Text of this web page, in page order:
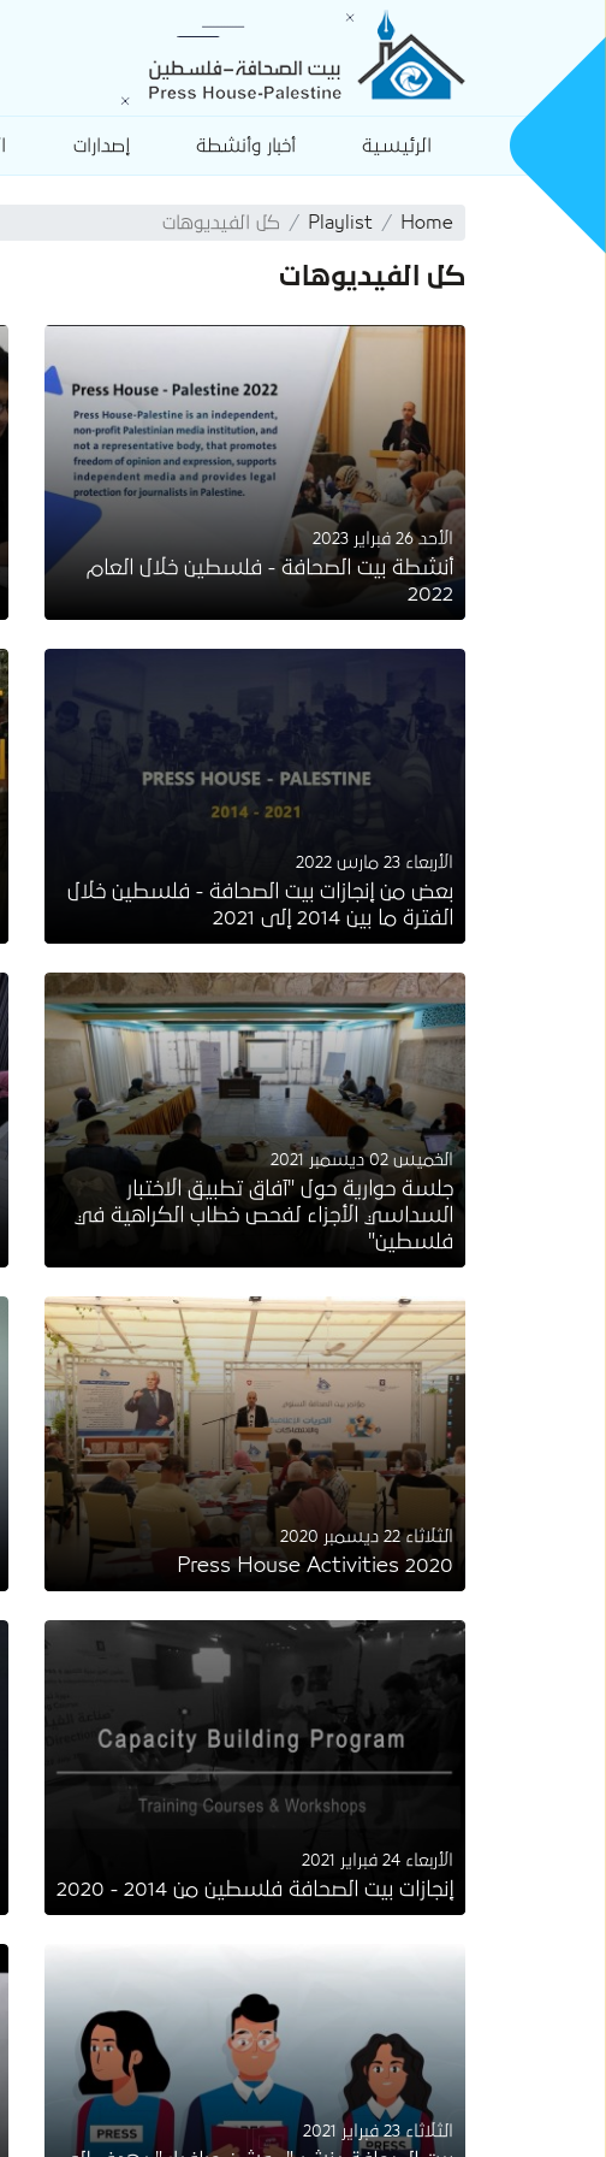
الرئيسية أخبار وأنشطة إصدارات
Home
Playlist كل الفيديوهات
كل الفيديوهات
الأحد 26 فبراير 2023
أنشطة بيت الصحافة - فلسطين خلال العام
2022
الأربعاء 23 مارس 2022
بعض من إنجازات بيت الصحافة - فلسطين خلال
الفترة ما بين 2014 إلى 2021
الخميس 02 ديسمبر 2021
جلسة حوارية حول "آفاق تطبيق الاختبار
السداسي الأجزاء لفحص خطاب الكراهية في
فلسطين"
الثلاثاء 22 ديسمبر 2020
Press House Activities 2020
الأربعاء 24 فبراير 2021
إنجازات بيت الصحافة فلسطين من 2014 - 2020
الثلاثاء 23 فبراير 2021